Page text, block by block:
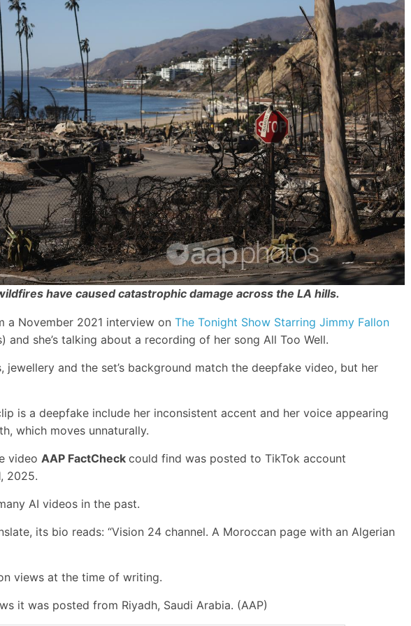
have caused catastrophic damage across the LA hills.
a November 2021 interview on The Tonight Show Starring Jimmy Fallon
and she’s talking about a recording of her song All Too Well.
jewellery and the set’s background match the deepfake video, but her
is a deepfake include her inconsistent accent and her voice appearing
which moves unnaturally.
video AAP FactCheck could find was posted to TikTok account
2025.
AI videos in the past.
its bio reads: “Vision 24 channel. A Moroccan page with an Algerian
views at the time of writing.
it was posted from Riyadh, Saudi Arabia. (AAP)